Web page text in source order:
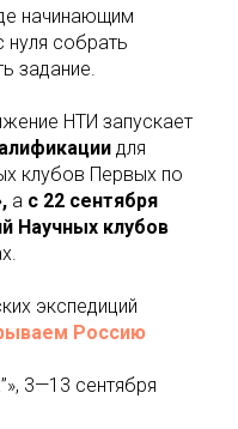
начинающим
нуля собрать
задание.
НТИ запускает
для
клубов Первых по
а с 22 сентября
Научных клубов
экспедиций
Россию
3—13 сентября